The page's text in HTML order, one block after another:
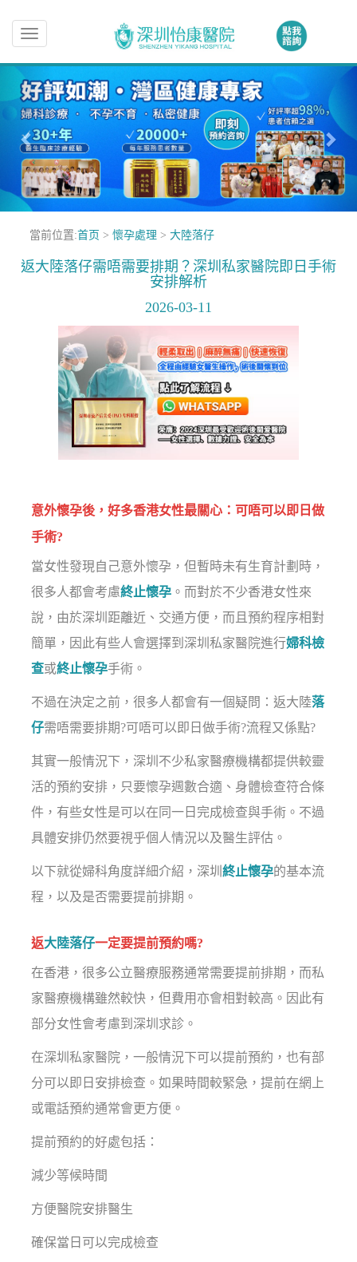
Toggle
navigation
當前位置:首页 > 懷孕處理 > 大陸落仔
返大陸落仔需唔需要排期？深圳私家醫院即日手術
安排解析
2026-03-11
意外懷孕後，好多香港女性最關心：可唔可以即日做
手術?
當女性發現自己意外懷孕，但暫時未有生育計劃時，
很多人都會考慮終止懷孕 。而對於不少香港女性來
說，由於深圳距離近、交通方便，而且預約程序相對
簡單，因此有些人會選擇到深圳私家醫院進行婦科檢
查或終止懷孕手術。
不過在決定之前，很多人都會有一個疑問：返大陸落
仔需唔需要排期?可唔可以即日做手術?流程又係點?
其實一般情況下，深圳不少私家醫療機構都提供較靈
活的預約安排，只要懷孕週數合適、身體檢查符合條
件，有些女性是可以在同一日完成檢查與手術。不過
具體安排仍然要視乎個人情況以及醫生評估。
以下就從婦科角度詳細介紹，深圳終止懷孕的基本流
程，以及是否需要提前排期。
返大陸落仔一定要提前預約嗎?
在香港，很多公立醫療服務通常需要提前排期，而私
家醫療機構雖然較快，但費用亦會相對較高。因此有
部分女性會考慮到深圳求診。
在深圳私家醫院，一般情況下可以提前預約，也有部
分可以即日安排檢查。如果時間較緊急，提前在網上
或電話預約通常會更方便。
提前預約的好處包括：
減少等候時間
方便醫院安排醫生
確保當日可以完成檢查